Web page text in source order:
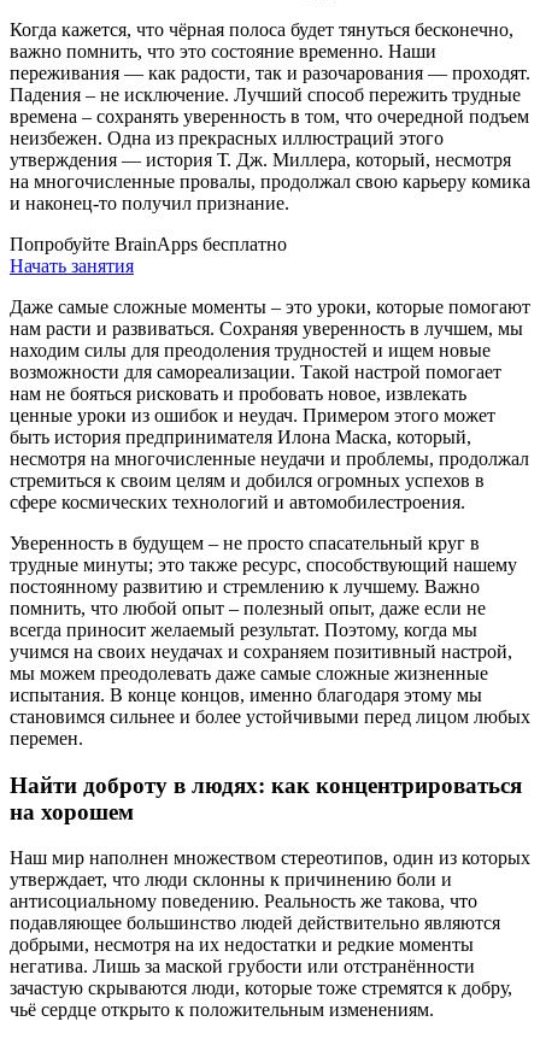
Когда кажется, что чёрная полоса будет тянуться бесконечно,
важно помнить, что это состояние временно. Наши
переживания — как радости, так и разочарования — проходят.
Падения – не исключение. Лучший способ пережить трудные
времена – сохранять уверенность в том, что очередной подъем
неизбежен. Одна из прекрасных иллюстраций этого
утверждения — история Т. Дж. Миллера, который, несмотря
на многочисленные провалы, продолжал свою карьеру комика
и наконец-то получил признание.
Попробуйте BrainApps бесплатно
Начать занятия
Даже самые сложные моменты – это уроки, которые помогают
нам расти и развиваться. Сохраняя уверенность в лучшем, мы
находим силы для преодоления трудностей и ищем новые
возможности для самореализации. Такой настрой помогает
нам не бояться рисковать и пробовать новое, извлекать
ценные уроки из ошибок и неудач. Примером этого может
быть история предпринимателя Илона Маска, который,
несмотря на многочисленные неудачи и проблемы, продолжал
стремиться к своим целям и добился огромных успехов в
сфере космических технологий и автомобилестроения.
Уверенность в будущем – не просто спасательный круг в
трудные минуты; это также ресурс, способствующий нашему
постоянному развитию и стремлению к лучшему. Важно
помнить, что любой опыт – полезный опыт, даже если не
всегда приносит желаемый результат. Поэтому, когда мы
учимся на своих неудачах и сохраняем позитивный настрой,
мы можем преодолевать даже самые сложные жизненные
испытания. В конце концов, именно благодаря этому мы
становимся сильнее и более устойчивыми перед лицом любых
перемен.
Найти доброту в людях: как концентрироваться
на хорошем
Наш мир наполнен множеством стереотипов, один из которых
утверждает, что люди склонны к причинению боли и
антисоциальному поведению. Реальность же такова, что
подавляющее большинство людей действительно являются
добрыми, несмотря на их недостатки и редкие моменты
негатива. Лишь за маской грубости или отстранённости
зачастую скрываются люди, которые тоже стремятся к добру,
чьё сердце открыто к положительным изменениям.